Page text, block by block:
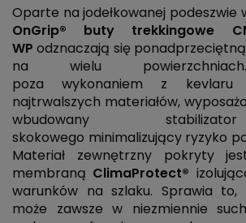
Oparte na jodełkowanej podeszwie
OnGrip® buty trekkingowe
WP odznaczają się
na wielu
poza wykonaniem z
najtrwalszych materiałów,
wbudowany
skokowego minimalizujący ryzyko
Materiał zewnętrzny pokryty
membraną ClimaProtect®
warunków na szlaku. Sprawia
może zawsze w niezmiennie